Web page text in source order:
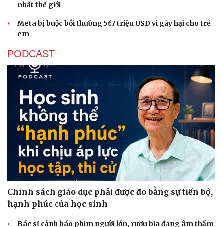
Văn hóa
Giải trí
nhất thế giới
Meta bị buộc bồi thường 567 triệu USD vì gây hại cho trẻ
em
PODCAST
Chính sách giáo dục phải được đo bằng sự tiến bộ,
hạnh phúc của học sinh
Bác sĩ cảnh báo phim người lớn, rượu bia đang âm thầm